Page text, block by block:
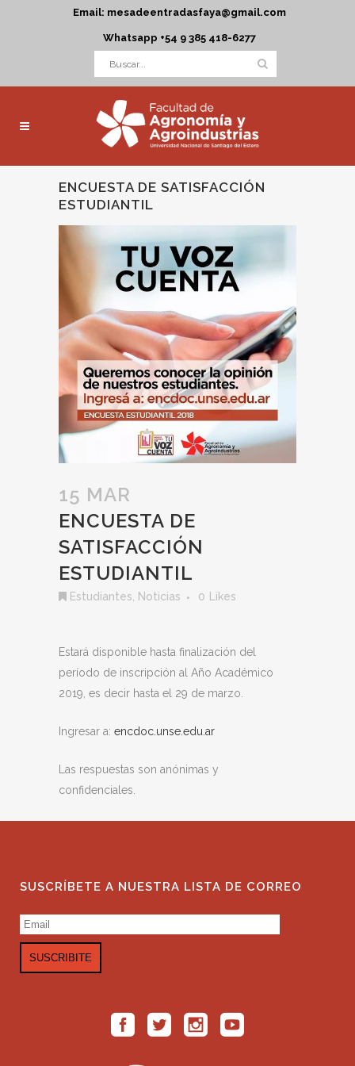
Email: mesadeentradasfaya@gmail.com
Whatsapp +54 9 385 418-6277
ENCUESTA DE SATISFACCIÓN
ESTUDIANTIL
15 MAR
ENCUESTA DE
SATISFACCIÓN
ESTUDIANTIL
Estudiantes Noticias 0 Likes
Estará disponible hasta finalización del
período de inscripción al Año Académico
2019, es decir hasta el 29 de marzo.
Ingresar a: encdoc.unse.edu.ar
Las respuestas son anónimas y
confidenciales.
SUSCRÍBETE A NUESTRA LISTA DE CORREO